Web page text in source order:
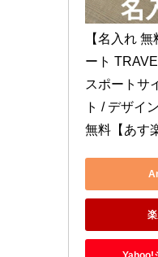
【名入れ
ート
スポートサ
ト / デザイ
無料【あす